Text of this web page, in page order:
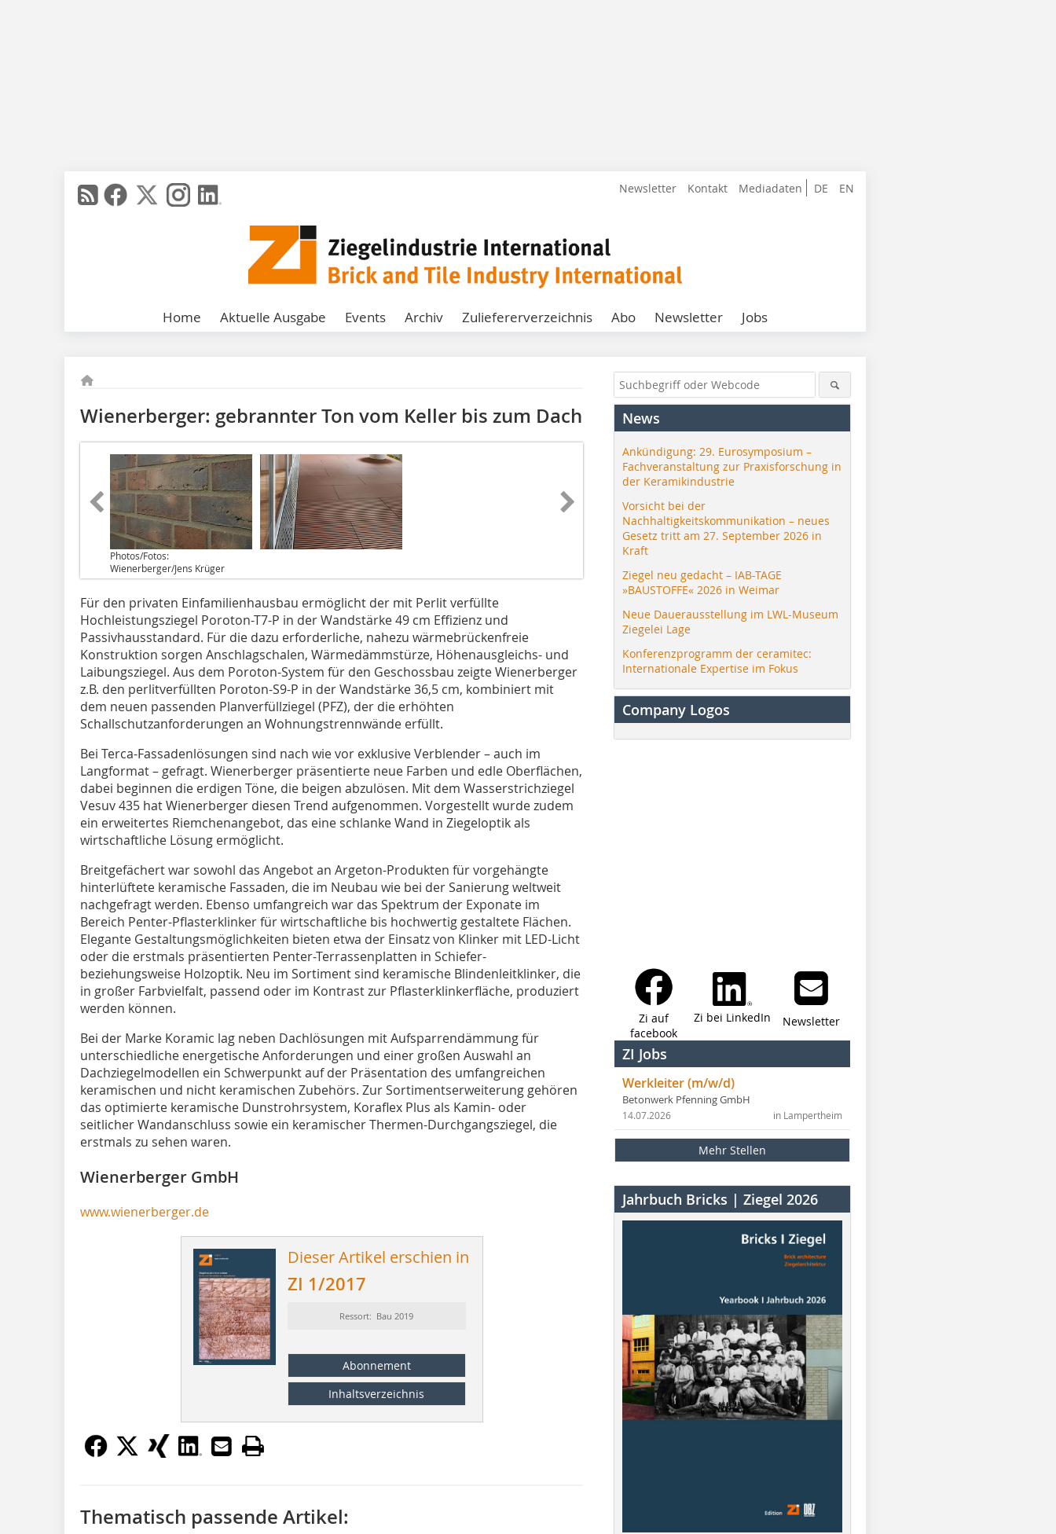
DE EN
Newsletter Kontakt Mediadaten
Home Aktuelle Ausgabe Events Archiv Zuliefererverzeichnis Abo Newsletter Jobs
Wienerberger: gebrannter Ton vom Keller bis zum Dach
Photos/Fotos:
Wienerberger/Jens Krüger
Für den privaten Einfamilienhausbau ermöglicht der mit Perlit verfüllte
Hochleistungsziegel Poroton-T7-P in der Wandstärke 49 cm Effizienz und
Passivhausstandard. Für die dazu erforderliche, nahezu wärmebrückenfreie
Konstruktion sorgen Anschlagschalen, Wärmedämmstürze, Höhenausgleichs- und
Laibungsziegel. Aus dem Poroton-System für den Geschossbau zeigte Wienerberger
z.B. den perlitverfüllten Poroton-S9-P in der Wandstärke 36,5 cm, kombiniert mit
dem neuen passenden Planverfüllziegel (PFZ), der die erhöhten
Schallschutzanforderungen an Wohnungstrennwände erfüllt.
Bei Terca-Fassadenlösungen sind nach wie vor exklusive Verblender – auch im
Langformat – gefragt. Wienerberger präsentierte neue Farben und edle Oberflächen,
dabei beginnen die erdigen Töne, die beigen abzulösen. Mit dem Wasserstrichziegel
Vesuv 435 hat Wienerberger diesen Trend aufgenommen. Vorgestellt wurde zudem
ein erweitertes Riemchenangebot, das eine schlanke Wand in Ziegeloptik als
wirtschaftliche Lösung ermöglicht.
Breitgefächert war sowohl das Angebot an Argeton-Produkten für vorgehängte
hinterlüftete keramische Fassaden, die im Neubau wie bei der Sanierung weltweit
nachgefragt werden. Ebenso umfangreich war das Spektrum der Exponate im
Bereich Penter-Pflasterklinker für wirtschaftliche bis hochwertig gestaltete Flächen.
Elegante Gestaltungsmöglichkeiten bieten etwa der Einsatz von Klinker mit LED-Licht
oder die erstmals präsentierten Penter-Terrassenplatten in Schiefer-
beziehungsweise Holzoptik. Neu im Sortiment sind keramische Blindenleitklinker, die
in großer Farbvielfalt, passend oder im Kontrast zur Pflasterklinkerfläche, produziert
werden können.
Bei der Marke Koramic lag neben Dachlösungen mit Aufsparrendämmung für
unterschiedliche energetische Anforderungen und einer großen Auswahl an
Dachziegelmodellen ein Schwerpunkt auf der Präsentation des umfangreichen
keramischen und nicht keramischen Zubehörs. Zur Sortimentserweiterung gehören
das optimierte keramische Dunstrohrsystem, Koraflex Plus als Kamin- oder
seitlicher Wandanschluss sowie ein keramischer Thermen-Durchgangsziegel, die
erstmals zu sehen waren.
Wienerberger GmbH
www.wienerberger.de
Dieser Artikel erschien in
ZI 1/2017
Ressort: Bau 2019
Abonnement
Inhaltsverzeichnis
Thematisch passende Artikel:
News
Ankündigung: 29. Eurosymposium –
Fachveranstaltung zur Praxisforschung in
der Keramikindustrie
Vorsicht bei der
Nachhaltigkeitskommunikation – neues
Gesetz tritt am 27. September 2026 in
Kraft
Ziegel neu gedacht – IAB-TAGE
»BAUSTOFFE« 2026 in Weimar
Neue Dauerausstellung im LWL-Museum
Ziegelei Lage
Konferenzprogramm der ceramitec:
Internationale Expertise im Fokus
Company Logos
Zi auf
facebook
Zi bei LinkedIn Newsletter
ZI Jobs
Werkleiter (m/w/d)
Betonwerk Pfenning GmbH
in Lampertheim
14.07.2026
Mehr Stellen
Jahrbuch Bricks | Ziegel 2026